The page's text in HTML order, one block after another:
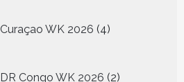
Curaçao WK 2026 4
producten
DR Congo WK 2026 2